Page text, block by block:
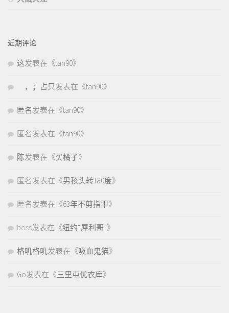
近期评论
这发表在《tan90》
，；占只 发表在《tan90》
匿名 发表在《tan90》
匿名 发表在《tan90》
陈发表在《买橘子》
匿名 发表在《男孩头转180度》
匿名 发表在《63年不剪指甲》
boss发表在《纽约“犀利哥”》
格叽格叽发表在《吸血鬼猫》
Go发表在《三里屯优衣库》